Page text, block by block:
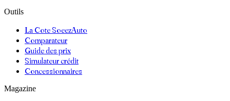
Outils
La Cote SoeezAuto
Comparateur
Guide des prix
Simulateur crédit
Concessionnaires
Magazine